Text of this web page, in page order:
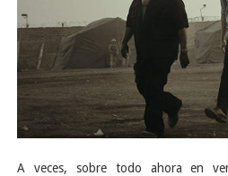
A veces, sobre todo ahora en